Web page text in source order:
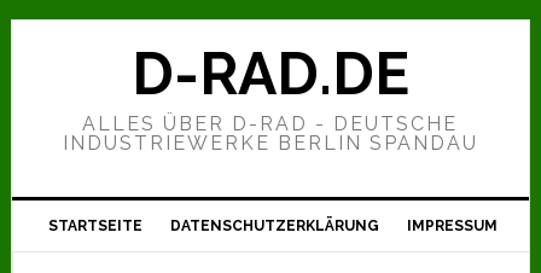
Zur
Hauptnavigation
Zum
Zur
D-RAD.DE
ALLES ÜBER D-RAD - DEUTSCHE
INDUSTRIEWERKE BERLIN SPANDAU
STARTSEITE DATENSCHUTZERKLÄRUNG IMPRESSUM